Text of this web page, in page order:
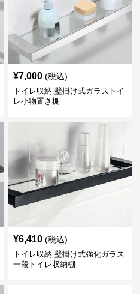
¥7,000 (税込)
トイレ収納 壁掛け式ガラストイ
レ小物置き棚
¥6,410 (税込)
トイレ収納 壁掛け式強化ガラス
一段トイレ収納棚